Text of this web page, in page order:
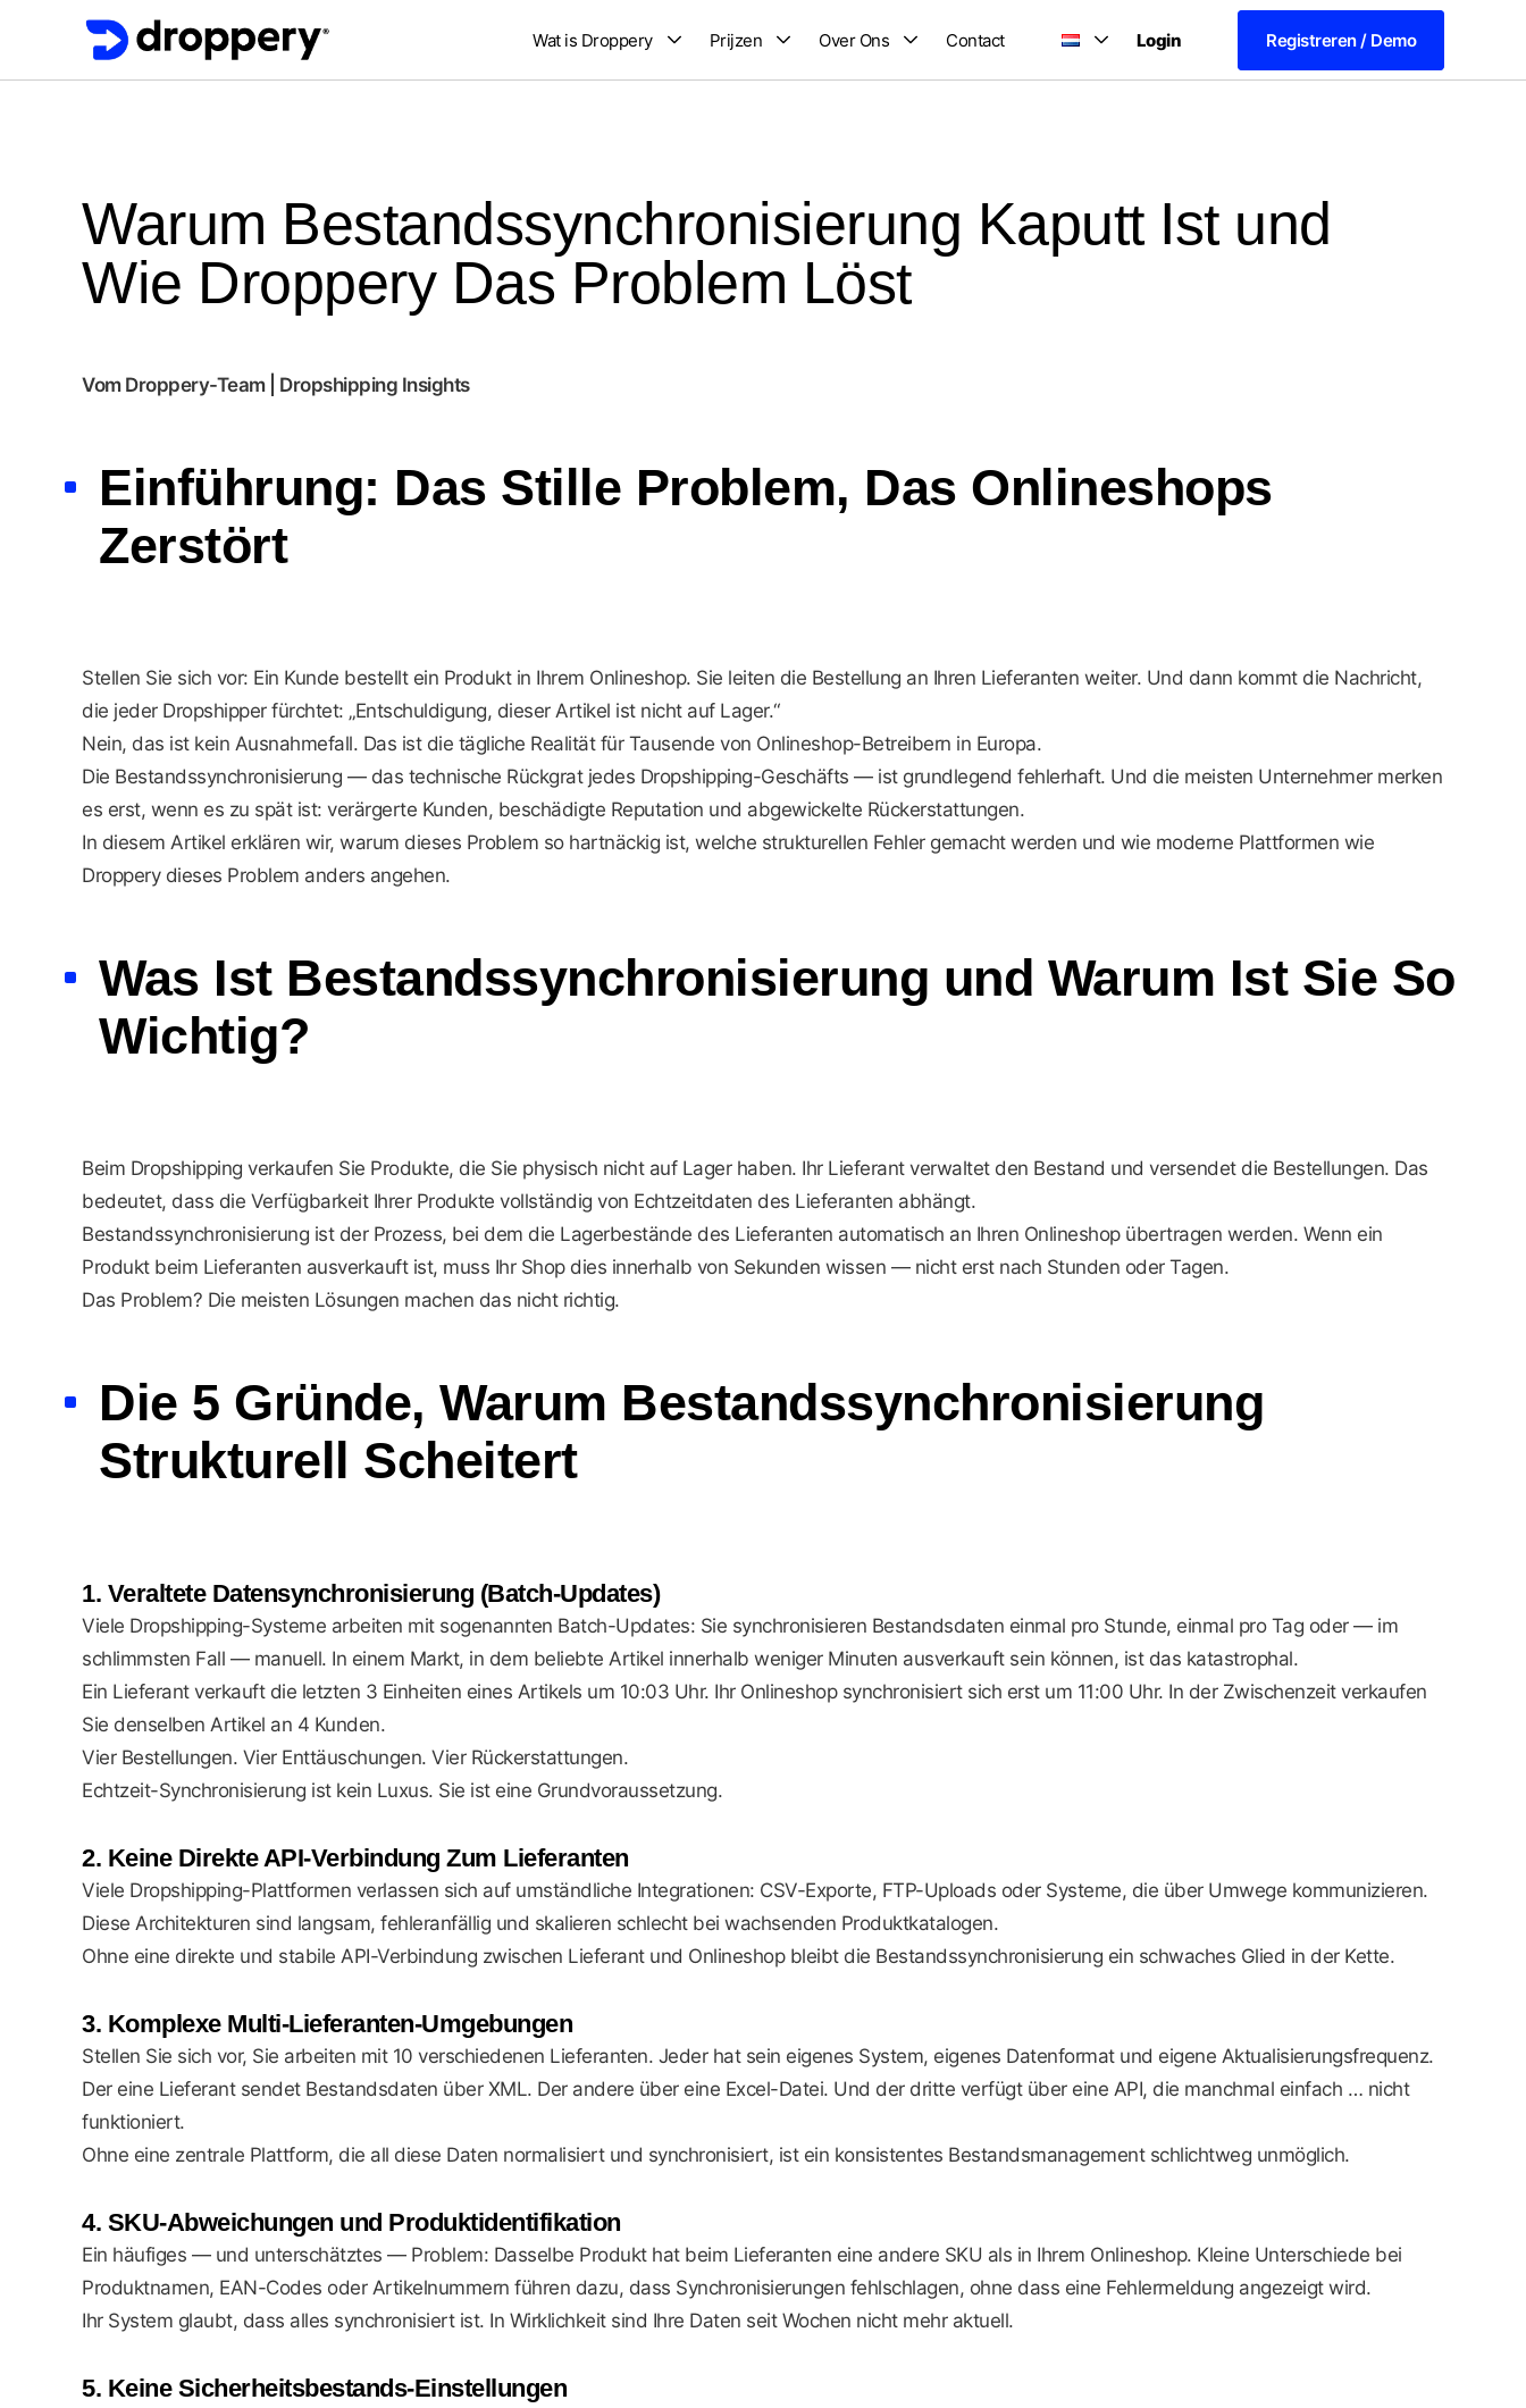
Wat is Droppery Prijzen Over Ons Contact Login Registreren / Demo
Warum Bestandssynchronisierung Kaputt Ist und
Wie Droppery Das Problem Löst
Vom Droppery-Team | Dropshipping Insights
Einführung: Das Stille Problem, Das Onlineshops
Zerstört
Stellen Sie sich vor: Ein Kunde bestellt ein Produkt in Ihrem Onlineshop. Sie leiten die Bestellung an Ihren Lieferanten weiter. Und dann kommt die Nachricht,
die jeder Dropshipper fürchtet: „Entschuldigung, dieser Artikel ist nicht auf Lager.“
Nein, das ist kein Ausnahmefall. Das ist die tägliche Realität für Tausende von Onlineshop-Betreibern in Europa.
Die Bestandssynchronisierung — das technische Rückgrat jedes Dropshipping-Geschäfts — ist grundlegend fehlerhaft. Und die meisten Unternehmer merken
es erst, wenn es zu spät ist: verärgerte Kunden, beschädigte Reputation und abgewickelte Rückerstattungen.
In diesem Artikel erklären wir, warum dieses Problem so hartnäckig ist, welche strukturellen Fehler gemacht werden und wie moderne Plattformen wie
Droppery dieses Problem anders angehen.
Was Ist Bestandssynchronisierung und Warum Ist Sie So
Wichtig?
Beim Dropshipping verkaufen Sie Produkte, die Sie physisch nicht auf Lager haben. Ihr Lieferant verwaltet den Bestand und versendet die Bestellungen. Das
bedeutet, dass die Verfügbarkeit Ihrer Produkte vollständig von Echtzeitdaten des Lieferanten abhängt.
Bestandssynchronisierung ist der Prozess, bei dem die Lagerbestände des Lieferanten automatisch an Ihren Onlineshop übertragen werden. Wenn ein
Produkt beim Lieferanten ausverkauft ist, muss Ihr Shop dies innerhalb von Sekunden wissen — nicht erst nach Stunden oder Tagen.
Das Problem? Die meisten Lösungen machen das nicht richtig.
Die 5 Gründe, Warum Bestandssynchronisierung
Strukturell Scheitert
1. Veraltete Datensynchronisierung (Batch-Updates)
Viele Dropshipping-Systeme arbeiten mit sogenannten Batch-Updates: Sie synchronisieren Bestandsdaten einmal pro Stunde, einmal pro Tag oder — im
schlimmsten Fall — manuell. In einem Markt, in dem beliebte Artikel innerhalb weniger Minuten ausverkauft sein können, ist das katastrophal.
Ein Lieferant verkauft die letzten 3 Einheiten eines Artikels um 10:03 Uhr. Ihr Onlineshop synchronisiert sich erst um 11:00 Uhr. In der Zwischenzeit verkaufen
Sie denselben Artikel an 4 Kunden.
Vier Bestellungen. Vier Enttäuschungen. Vier Rückerstattungen.
Echtzeit-Synchronisierung ist kein Luxus. Sie ist eine Grundvoraussetzung.
2. Keine Direkte API-Verbindung Zum Lieferanten
Viele Dropshipping-Plattformen verlassen sich auf umständliche Integrationen: CSV-Exporte, FTP-Uploads oder Systeme, die über Umwege kommunizieren.
Diese Architekturen sind langsam, fehleranfällig und skalieren schlecht bei wachsenden Produktkatalogen.
Ohne eine direkte und stabile API-Verbindung zwischen Lieferant und Onlineshop bleibt die Bestandssynchronisierung ein schwaches Glied in der Kette.
3. Komplexe Multi-Lieferanten-Umgebungen
Stellen Sie sich vor, Sie arbeiten mit 10 verschiedenen Lieferanten. Jeder hat sein eigenes System, eigenes Datenformat und eigene Aktualisierungsfrequenz.
Der eine Lieferant sendet Bestandsdaten über XML. Der andere über eine Excel-Datei. Und der dritte verfügt über eine API, die manchmal einfach … nicht
funktioniert.
Ohne eine zentrale Plattform, die all diese Daten normalisiert und synchronisiert, ist ein konsistentes Bestandsmanagement schlichtweg unmöglich.
4. SKU-Abweichungen und Produktidentifikation
Ein häufiges — und unterschätztes — Problem: Dasselbe Produkt hat beim Lieferanten eine andere SKU als in Ihrem Onlineshop. Kleine Unterschiede bei
Produktnamen, EAN-Codes oder Artikelnummern führen dazu, dass Synchronisierungen fehlschlagen, ohne dass eine Fehlermeldung angezeigt wird.
Ihr System glaubt, dass alles synchronisiert ist. In Wirklichkeit sind Ihre Daten seit Wochen nicht mehr aktuell.
5. Keine Sicherheitsbestands-Einstellungen